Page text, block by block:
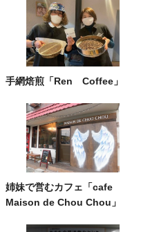
手網焙煎「Ren Coffee」
姉妹で営むカフェ「cafe
Maison de Chou Chou」